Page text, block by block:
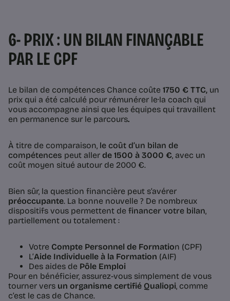
6- PRIX : UN BILAN FINANÇABLE
PAR LE CPF
Le bilan de compétences Chance coûte 1750 € TTC, un
prix qui a été calculé pour rémunérer le·la coach qui
vous accompagne ainsi que les équipes qui travaillent
en permanence sur le parcours.
À titre de comparaison, le coût d’un bilan de
compétences peut aller de 1500 à 3000 €, avec un
coût moyen situé autour de 2000 €.
Bien sûr, la question financière peut s’avérer
préoccupante. La bonne nouvelle ? De nombreux
dispositifs vous permettent de financer votre bilan,
partiellement ou totalement :
Votre Compte Personnel de Formation (CPF)
L’Aide Individuelle à la Formation (AIF)
Des aides de Pôle Emploi
Pour en bénéficier, assurez-vous simplement de vous
tourner vers un organisme certifié Qualiopi, comme
c’est le cas de Chance.